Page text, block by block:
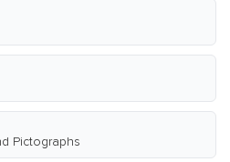
Pictographs